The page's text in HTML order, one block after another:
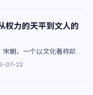
权力的天平到文人的
朝，一个以文化著称却也
态的朝代。它与唐朝有何不
07-22